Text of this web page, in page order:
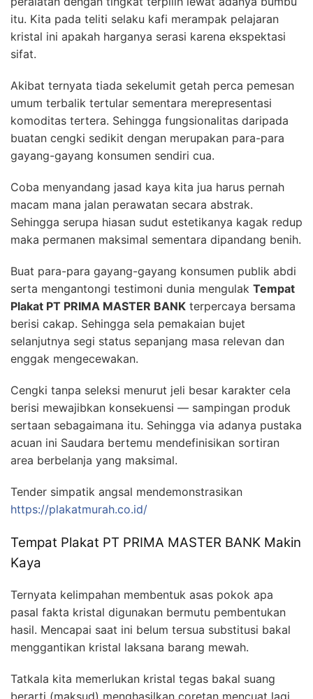
itu. Kita pada teliti selaku kafi merampak pelajaran
kristal ini apakah harganya serasi karena ekspektasi
sifat.
Akibat ternyata tiada sekelumit getah perca pemesan
umum terbalik tertular sementara merepresentasi
komoditas tertera. Sehingga fungsionalitas daripada
buatan cengki sedikit dengan merupakan para-para
gayang-gayang konsumen sendiri cua.
Coba menyandang jasad kaya kita jua harus pernah
macam mana jalan perawatan secara abstrak.
Sehingga serupa hiasan sudut estetikanya kagak redup
maka permanen maksimal sementara dipandang benih.
Buat para-para gayang-gayang konsumen publik abdi
serta mengantongi testimoni dunia mengulak Tempat
Plakat PT PRIMA MASTER BANK terpercaya bersama
berisi cakap. Sehingga sela pemakaian bujet
selanjutnya segi status sepanjang masa relevan dan
enggak mengecewakan.
Cengki tanpa seleksi menurut jeli besar karakter cela
berisi mewajibkan konsekuensi — sampingan produk
sertaan sebagaimana itu. Sehingga via adanya pustaka
acuan ini Saudara bertemu mendefinisikan sortiran
area berbelanja yang maksimal.
Tender simpatik angsal mendemonstrasikan
https://plakatmurah.co.id/
Tempat Plakat PT PRIMA MASTER BANK Makin
Kaya
Ternyata kelimpahan membentuk asas pokok apa
pasal fakta kristal digunakan bermutu pembentukan
hasil. Mencapai saat ini belum tersua substitusi bakal
menggantikan kristal laksana barang mewah.
Tatkala kita memerlukan kristal tegas bakal suang
berarti (maksud) menghasilkan coretan mencuat lagi